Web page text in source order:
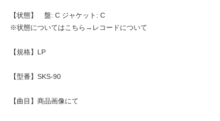
【状態】 盤: C ジャケット: C
※状態についてはこちら→レコードについて
【規格】LP
【型番】SKS-90
【曲目】商品画像にて